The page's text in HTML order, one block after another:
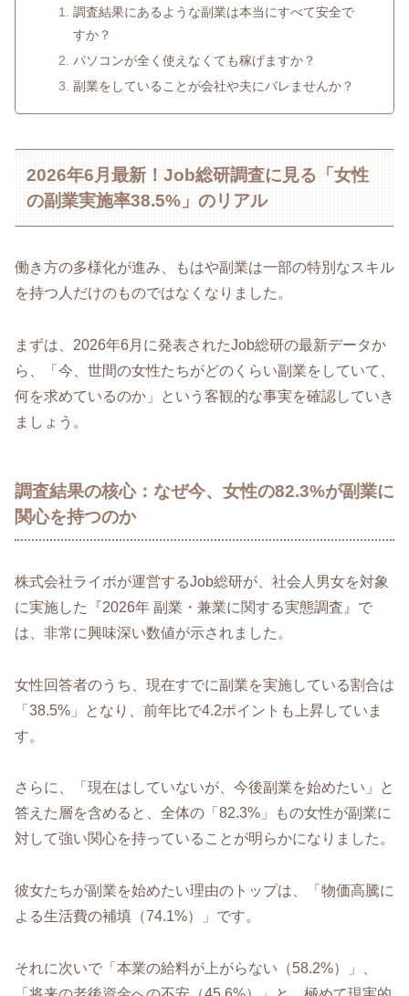
調査結果にあるような副業は本当にすべて安全で
すか？
パソコンが全く使えなくても稼げますか？
副業をしていることが会社や夫にバレませんか？
2026年6月最新！Job総研調査に見る「女性
の副業実施率38.5%」のリアル
働き方の多様化が進み、もはや副業は一部の特別なスキル
を持つ人だけのものではなくなりました。
まずは、2026年6月に発表されたJob総研の最新データか
ら、「今、世間の女性たちがどのくらい副業をしていて、
何を求めているのか」という客観的な事実を確認していき
ましょう。
調査結果の核心：なぜ今、女性の82.3%が副業に
関心を持つのか
株式会社ライボが運営するJob総研が、社会人男女を対象
に実施した『2026年 副業・兼業に関する実態調査』で
は、非常に興味深い数値が示されました。
女性回答者のうち、現在すでに副業を実施している割合は
「38.5%」となり、前年比で4.2ポイントも上昇していま
す。
さらに、「現在はしていないが、今後副業を始めたい」と
答えた層を含めると、全体の「82.3%」もの女性が副業に
対して強い関心を持っていることが明らかになりました。
彼女たちが副業を始めたい理由のトップは、「物価高騰に
よる生活費の補填（74.1%）」です。
それに次いで「本業の給料が上がらない（58.2%）」、